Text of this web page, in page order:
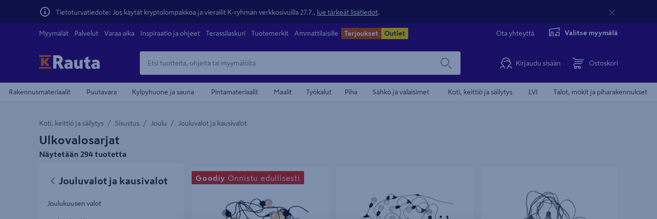
Tietoturvatiedote: Jos käytät kryptolompakkoa ja vierailit K-ryhmän verkkosivuilla 27.7., lue tärkeät lisätiedot
Myymälät Palvelut Varaa aika Inspiraatio ja ohjeet Terassilaskuri Tuotemerkit Ammattilaisille Tarjoukset Outlet Ota yhteyttä Valitse myymälä
Kirjaudu sisään Ostoskori
Rakennusmateriaalit Puutavara Kylpyhuone ja sauna Pintamateriaalit Maalit Työkalut Piha Sähkö ja valaisimet Koti, keittiö ja säilytys LVI Talot, mökit ja piharakennukset
Koti, keittiö ja säilytys Sisustus Joulu Jouluvalot ja kausivalot
Ulkovalosarjat
Näytetään 294 tuotetta
Jouluvalot ja kausivalot
Joulukuusen valot
Lamppusarja Goodiy 10led IP44
Goodiy Onnistu edullisesti